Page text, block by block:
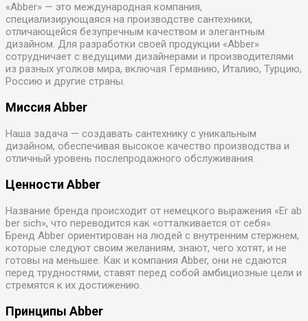
«Abber» — это международная компания,
специализирующаяся на производстве сантехники,
отличающейся безупречным качеством и элегантным
дизайном. Для разработки своей продукции «Abber»
сотрудничает с ведущими дизайнерами и производителями
из разных уголков мира, включая Германию, Италию, Турцию,
Россию и другие страны.
Миссия Abber
Наша задача — создавать сантехнику с уникальным
дизайном, обеспечивая высокое качество производства и
отличный уровень послепродажного обслуживания.
Ценности Abber
Название бренда происходит от немецкого выражения «Er ab
ber sich», что переводится как «отталкивается от себя».
Бренд Abber ориентирован на людей с внутренним стержнем,
которые следуют своим желаниям, знают, чего хотят, и не
готовы на меньшее. Как и компания Abber, они не сдаются
перед трудностями, ставят перед собой амбициозные цели и
стремятся к их достижению.
Принципы Abber